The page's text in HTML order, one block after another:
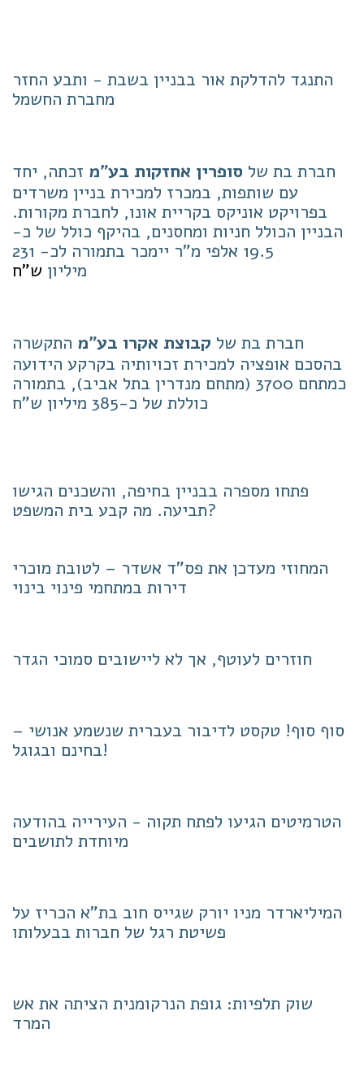
התנגד להדלקת אור בבניין בשבת - ותבע החזר
מחברת החשמל
חברת בת של סופרין אחזקות בע"מ זכתה, יחד
עם שותפות, במכרז למכירת בניין משרדים
בפרויקט אוניקס בקריית אונו, לחברת מקורות.
הבניין הכולל חניות ומחסנים, בהיקף כולל של כ-
19.5 אלפי מ"ר יימכר בתמורה לכ- 231
מיליון ש"ח
חברת בת של קבוצת אקרו בע"מ התקשרה
בהסכם אופציה למכירת זכויותיה בקרקע הידועה
כמתחם 3700 (מתחם מנדרין בתל אביב), בתמורה
כוללת של כ-385 מיליון ש"ח
פתחו מספרה בבניין בחיפה, והשכנים הגישו
תביעה. מה קבע בית המשפט?
המחוזי מעדכן את פס"ד אשדר – לטובת מוכרי
דירות במתחמי פינוי בינוי
חוזרים לעוטף, אך לא ליישובים סמוכי הגדר
סוף סוף! טקסט לדיבור בעברית שנשמע אנושי –
בחינם ובגוגל!
הטרמיטים הגיעו לפתח תקוה - העירייה בהודעה
מיוחדת לתושבים
המיליארדר מניו יורק שגייס חוב בת"א הכריז על
פשיטת רגל של חברות בבעלותו
שוק תלפיות: גופת הנרקומנית הציתה את אש
המרד